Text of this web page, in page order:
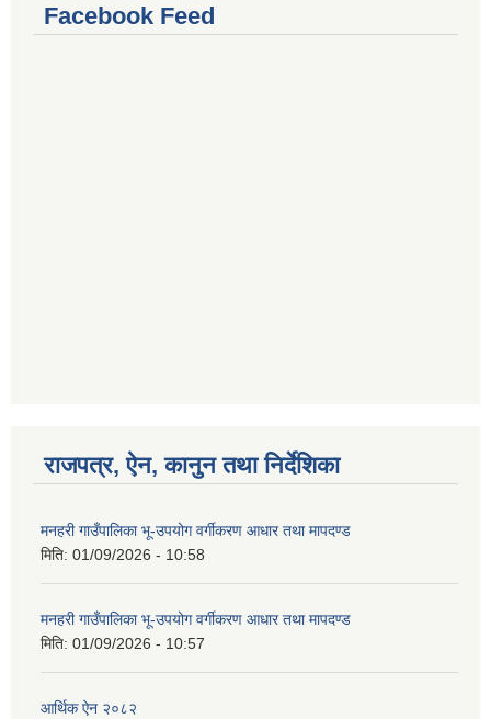
Facebook Feed
राजपत्र, ऐन, कानुन तथा निर्देशिका
मनहरी गाउँपालिका भू-उपयोग वर्गीकरण आधार तथा मापदण्ड
मिति: 01/09/2026 - 10:58
मनहरी गाउँपालिका भू-उपयोग वर्गीकरण आधार तथा मापदण्ड
मिति: 01/09/2026 - 10:57
आर्थिक ऐन २०८२